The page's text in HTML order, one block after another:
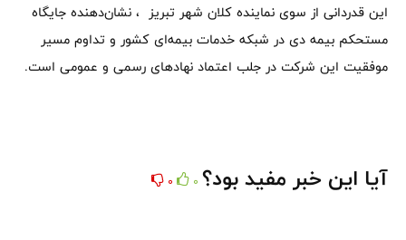
این قدردانی از سوی نماینده کلان شهر تبریز ، نشان‌دهنده جایگاه
مستحکم بیمه دی در شبکه خدمات بیمه‌ای کشور و تداوم مسیر
موفقیت این شرکت در جلب اعتماد نهادهای رسمی و عمومی است.
آیا این خبر مفید بود؟ 0
0